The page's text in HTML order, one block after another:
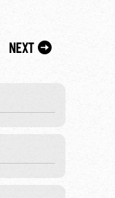
Next